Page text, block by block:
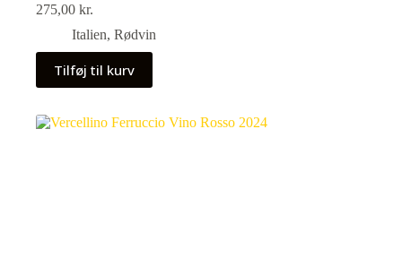
275,00 kr.
Italien, Rødvin
Tilføj til kurv